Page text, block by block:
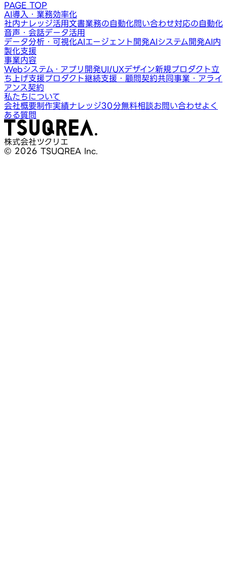
PAGE TOP
AI導入・業務効率化
社内ナレッジ活用文書業務の自動化問い合わせ対応の自動化
音声・会話データ活用
データ分析・可視化AIエージェント開発AIシステム開発AI内
製化支援
事業内容
Webシステム・アプリ開発UI/UXデザイン新規プロダクト立
ち上げ支援プロダクト継続支援・顧問契約共同事業・アライ
アンス契約
私たちについて
会社概要制作実績ナレッジ30分無料相談お問い合わせよく
ある質問
株式会社ツクリエ
© 2026 TSUQREA Inc.